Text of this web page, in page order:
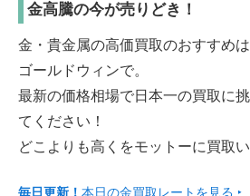
金高騰の今が売りどき！
金・貴金属の高価買取のおすすめ
ゴールドウィンで。
最新の価格相場で日本一の買取に
てください！
どこよりも高くをモットーに買取い
毎日更新！ 本日の金買取レートを見る ‣